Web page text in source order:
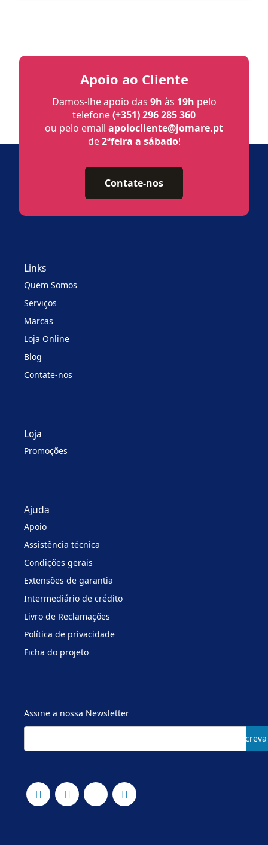
Apoio ao Cliente
Damos-lhe apoio das 9h às 19h pelo
telefone(+351) 296 285 360
ou pelo email apoiocliente@jomare.pt
de2ªfeira a sábado!
Contate-nos
Links
Quem Somos
Serviços
Marcas
Loja Online
Blog
Contate-nos
Loja
Promoções
Ajuda
Apoio
Assistência técnica
Condições gerais
Extensões de garantia
Intermediário de crédito
Livro de Reclamações
Política de privacidade
Ficha do projeto
Assine a nossa Newsletter
Subscreva